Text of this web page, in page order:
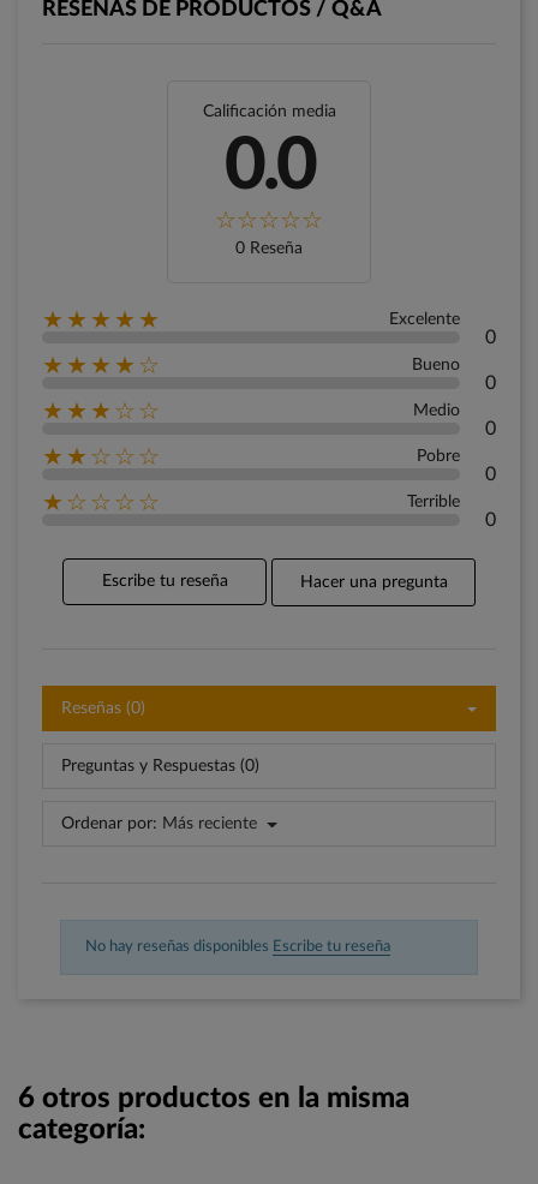
RESEÑAS DE PRODUCTOS / Q&A
Calificación media
0.0
0 Reseña
★★★★★ Excelente
0
★★★★☆ Bueno
0
★★★☆☆ Medio
0
★★☆☆☆ Pobre
0
★☆☆☆☆ Terrible
0
Escribe tu reseña Hacer una pregunta
Reseñas (0)
Preguntas y Respuestas (0)
Ordenar por: Más reciente
No hay reseñas disponibles Escribe tu reseña
6 otros productos en la misma
categoría: